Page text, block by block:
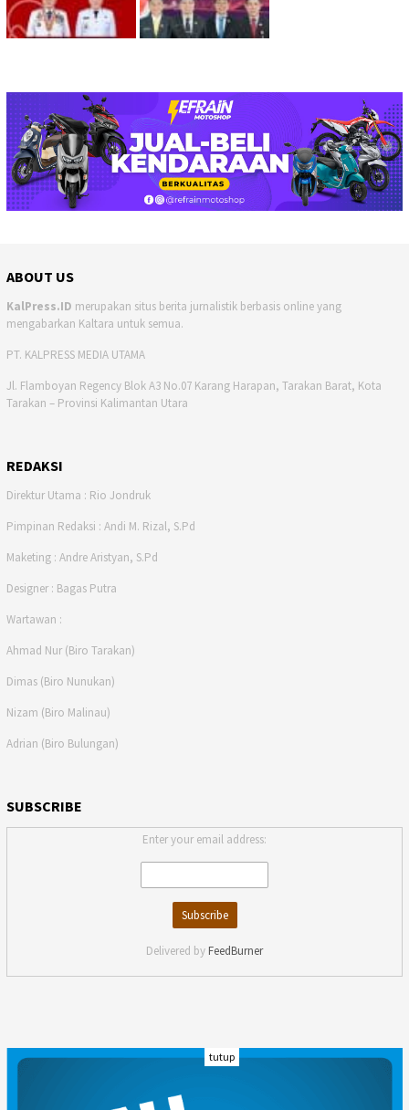
ABOUT US
KalPress.ID merupakan situs berita jurnalistik berbasis online yang
mengabarkan Kaltara untuk semua.
PT. KALPRESS MEDIA UTAMA
Jl. Flamboyan Regency Blok A3 No.07 Karang Harapan, Tarakan Barat, Kota
Tarakan – Provinsi Kalimantan Utara
REDAKSI
Direktur Utama : Rio Jondruk
Pimpinan Redaksi : Andi M. Rizal, S.Pd
Maketing : Andre Aristyan, S.Pd
Designer : Bagas Putra
Wartawan :
Ahmad Nur (Biro Tarakan)
Dimas (Biro Nunukan)
Nizam (Biro Malinau)
Adrian (Biro Bulungan)
SUBSCRIBE
Enter your email address:
Delivered by FeedBurner
INDEKS
tutup